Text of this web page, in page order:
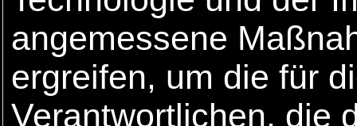
angemessene
ergreifen, um die für
Verantwortlichen, die